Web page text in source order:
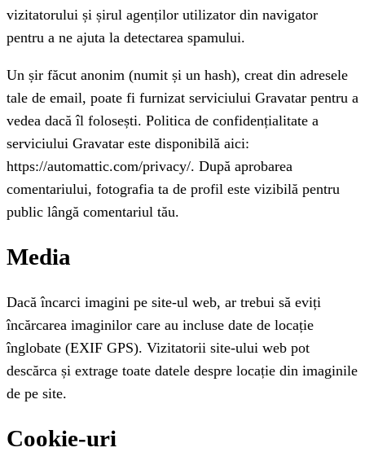
vizitatorului și șirul agenților utilizator din navigator
pentru a ne ajuta la detectarea spamului.
Un șir făcut anonim (numit și un hash), creat din adresele
tale de email, poate fi furnizat serviciului Gravatar pentru a
vedea dacă îl folosești. Politica de confidențialitate a
serviciului Gravatar este disponibilă aici:
https://automattic.com/privacy/. După aprobarea
comentariului, fotografia ta de profil este vizibilă pentru
public lângă comentariul tău.
Media
Dacă încarci imagini pe site-ul web, ar trebui să eviți
încărcarea imaginilor care au incluse date de locație
înglobate (EXIF GPS). Vizitatorii site-ului web pot
descărca și extrage toate datele despre locație din imaginile
de pe site.
Cookie-uri